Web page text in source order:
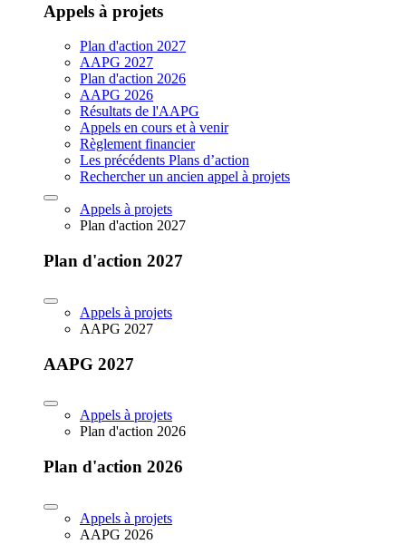
Appels à projets
Plan d'action 2027
AAPG 2027
Plan d'action 2026
AAPG 2026
Résultats de l'AAPG
Appels en cours et à venir
Règlement financier
Les précédents Plans d’action
Rechercher un ancien appel à projets
Appels à projets
Plan d'action 2027
Plan d'action 2027
Appels à projets
AAPG 2027
AAPG 2027
Appels à projets
Plan d'action 2026
Plan d'action 2026
Appels à projets
AAPG 2026